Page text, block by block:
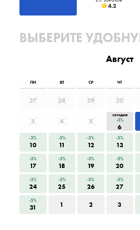
4.2
ВЫБЕРИТЕ
Август
ПН ВТ СР ЧТ
27 28 29 30
3 4 5
сегодня
-3%
6
-3%
10
-5%
11
-3%
12
-5%
13
-3%
17
-3%
18
-3%
19
-5%
20
-3%
24
-3%
25
-5%
26
-3%
27
-5%
31 1 2 3